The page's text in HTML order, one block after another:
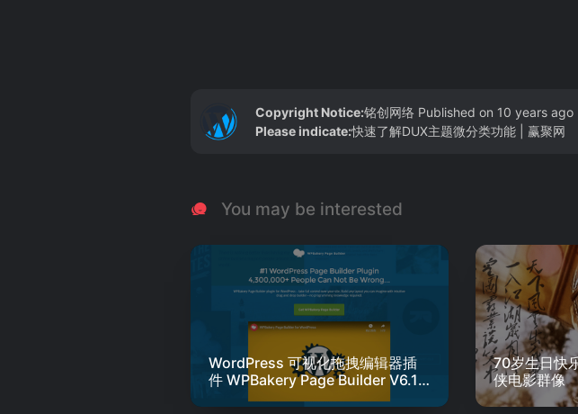
Copyright Notice:铭创网络 Published on 10 years ago
Please indicate:快速了解DUX主题微分类功能 | 赢聚网
You may be interested
WordPress 可视化拖拽编辑器插
件 WPBakery Page Builder V6.1
版 - 赢聚网
70岁生日快
侠电影群像